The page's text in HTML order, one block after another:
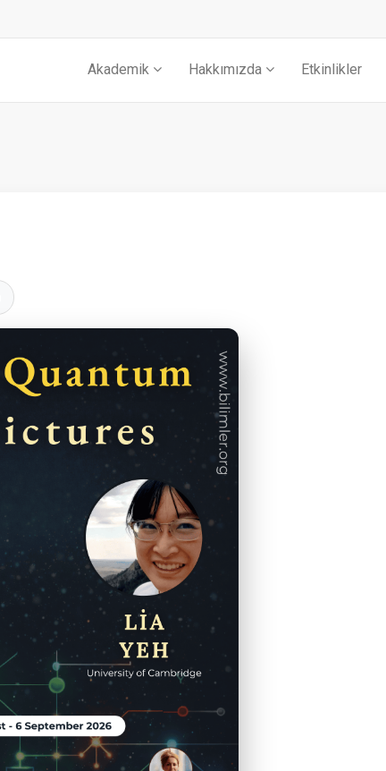
Akademik Hakkımızda Etkinlikler